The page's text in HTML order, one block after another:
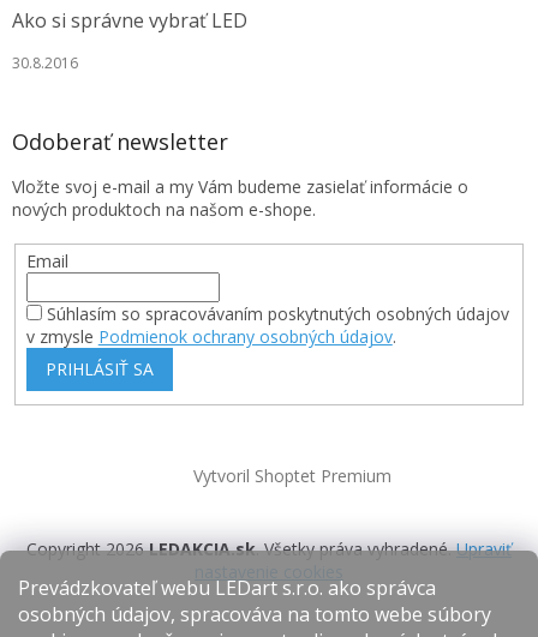
Prevádzkovateľ webu LEDart s.r.o. ako správca
osobných údajov, spracováva na tomto webe súbory
Ako si správne vybrať LED
30.8.2016
Odoberať newsletter
Vložte svoj e-mail a my Vám budeme zasielať informácie o
nových produktoch na našom e-shope.
Email
Súhlasím so spracovávaním poskytnutých osobných údajov
v zmysle Podmienok ochrany osobných údajov.
PRIHLÁSIŤ SA
Vytvoril Shoptet Premium
Copyright 2026LEDAKCIA.sk. Všetky práva vyhradené.Upraviť